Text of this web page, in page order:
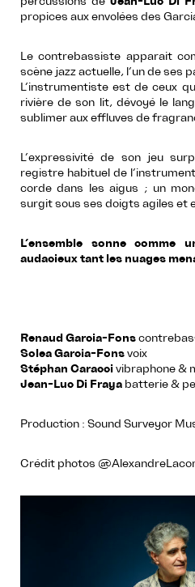
propices aux envolées des
Le contrebassiste apparait
scène jazz actuelle, l’un de ses
L’instrumentiste est de ceux
rivière de son lit, dévoyé le
sublimer aux effluves de
L’expressivité de son jeu
registre habituel de
corde dans les aigus ; un
surgit sous ses doigts agiles et
L’ensemble sonne comme
audacieux tant les nuages
Renaud Garcia-Fons
Solea Garcia-Fonsvoix
Stéphan Caraccivibraphone &
Jean-Luc Di Fraya batterie &
Production : Sound Surveyor
Crédit photos